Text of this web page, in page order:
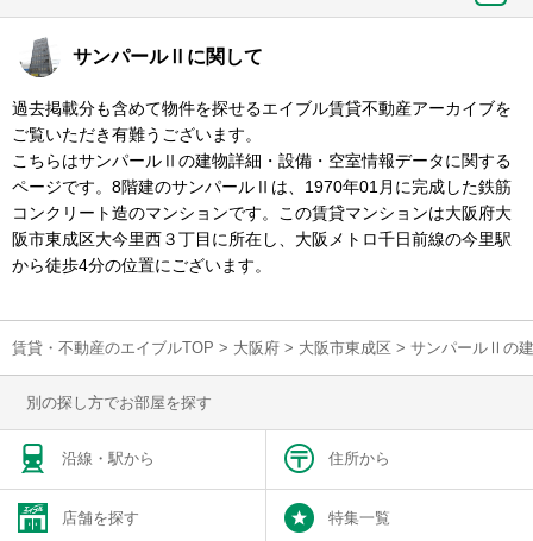
サンパールⅡに関して
過去掲載分も含めて物件を探せるエイブル賃貸不動産アーカイブを
ご覧いただき有難うございます。
こちらはサンパールⅡの建物詳細・設備・空室情報データに関する
ページです。8階建のサンパールⅡは、1970年01月に完成した鉄筋
コンクリート造のマンションです。この賃貸マンションは大阪府大
阪市東成区大今里西３丁目に所在し、大阪メトロ千日前線の今里駅
から徒歩4分の位置にございます。
賃貸・不動産のエイブルTOP > 大阪府 > 大阪市東成区 > サンパールⅡの
別の探し方でお部屋を探す
沿線・駅から 住所から
店舗を探す 特集一覧